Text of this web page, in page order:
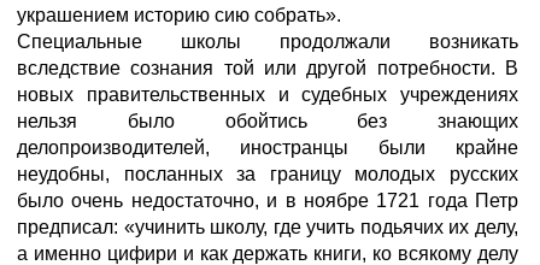
украшением историю сию собрать».
Специальные школы продолжали возникать
вследствие сознания той или другой потребности. В
новых правительственных и судебных учреждениях
нельзя было обойтись без знающих
делопроизводителей, иностранцы были крайне
неудобны, посланных за границу молодых русских
было очень недостаточно, и в ноябре 1721 года Петр
предписал: «учинить школу, где учить подьячих их делу,
а именно цифири и как держать книги, ко всякому делу